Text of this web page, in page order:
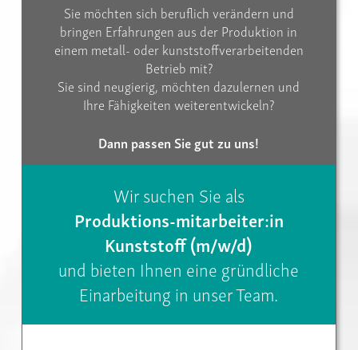
Sie möchten sich beruflich verändern und
bringen Erfahrungen aus der Produktion in
einem metall- oder kunststoffverarbeitenden
Betrieb mit?
Sie sind neugierig, möchten dazulernen und
Ihre Fähigkeiten weiterentwickeln?
Dann passen Sie gut zu uns!
Wir suchen Sie als
Produktions-mitarbeiter:in
Kunststoff (m/w/d)
und bieten Ihnen eine gründliche
Einarbeitung in unser Team.